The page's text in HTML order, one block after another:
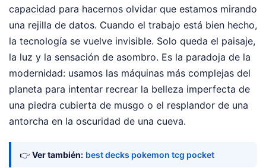
capacidad para hacernos olvidar que estamos mirando
una rejilla de datos. Cuando el trabajo está bien hecho,
la tecnología se vuelve invisible. Solo queda el paisaje,
la luz y la sensación de asombro. Es la paradoja de la
modernidad: usamos las máquinas más complejas del
planeta para intentar recrear la belleza imperfecta de
una piedra cubierta de musgo o el resplandor de una
antorcha en la oscuridad de una cueva.
👉 Ver también: best decks pokemon tcg pocket